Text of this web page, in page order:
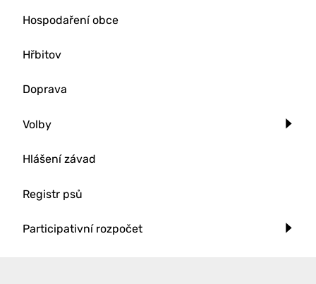
Hospodaření obce
Hřbitov
Doprava
Volby
Hlášení závad
Registr psů
Participativní rozpočet